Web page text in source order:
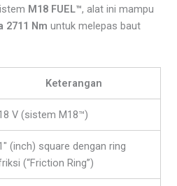
M18 FUEL™, alat ini mampu
2711 Nm untuk melepas baut
Keterangan
V (sistem M18™)
(inch) square dengan ring
(“Friction Ring”)